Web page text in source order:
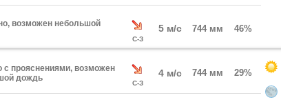
возможен небольшой
С-З
5 м/с 744 мм 46%
с прояснениями, возможен
дождь
С-З
4 м/с 744 мм 29%